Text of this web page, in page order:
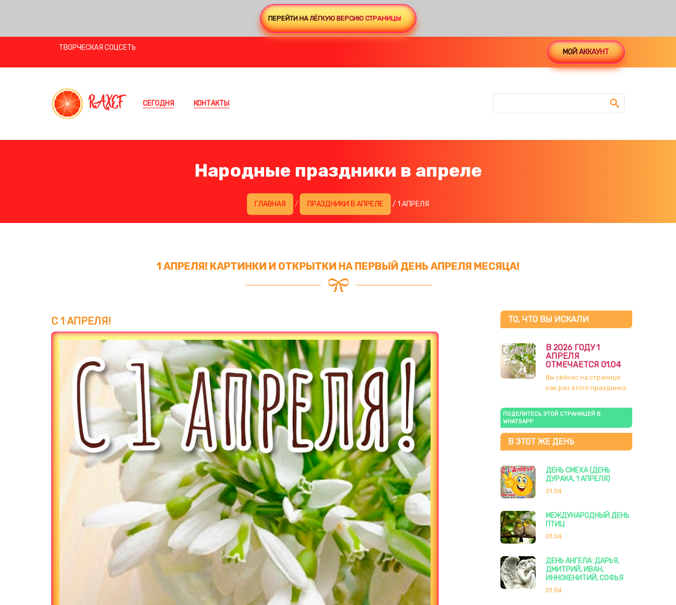
ПЕРЕЙТИ НА ЛЁГКУЮ ВЕРСИЮ СТРАНИЦЫ
ТВОРЧЕСКАЯ СОЦСЕТЬ
МОЙ АККАУНТ
RAXEF СЕГОДНЯ КОНТАКТЫ
Народные праздники в апреле
ГЛАВНАЯ / ПРАЗДНИКИ В АПРЕЛЕ / 1 АПРЕЛЯ
1 АПРЕЛЯ! КАРТИНКИ И ОТКРЫТКИ НА ПЕРВЫЙ ДЕНЬ АПРЕЛЯ МЕСЯЦА!
С 1 АПРЕЛЯ!
Загрузка картинки...
ТО, ЧТО ВЫ ИСКАЛИ
В 2026 ГОДУ 1
АПРЕЛЯ
ОТМЕЧАЕТСЯ 01.04
Вы сейчас на странице
как раз этого праздника
ПОДЕЛИТЕСЬ ЭТОЙ СТРАНИЦЕЙ В
WHATSAPP
В ЭТОТ ЖЕ ДЕНЬ
ДЕНЬ СМЕХА (ДЕНЬ
ДУРАКА, 1 АПРЕЛЯ)
01.04
МЕЖДУНАРОДНЫЙ ДЕНЬ
ПТИЦ
01.04
ДЕНЬ АНГЕЛА: ДАРЬЯ,
ДМИТРИЙ, ИВАН,
ИННОКЕНИТИЙ, СОФЬЯ
01.04